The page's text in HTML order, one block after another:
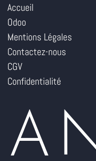
Accueil
Odoo
Mentions Légales
Contactez-nous
CGV
Confidentialité